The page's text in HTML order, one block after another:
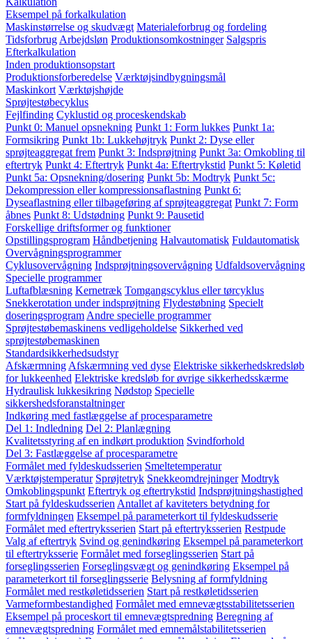
Eksempel på forkalkulation
Maskinstørrelse og skudvægt Materialeforbrug og fordeling
Tidsforbrug Arbejdsløn Produktionsomkostninger Salgspris
Efterkalkulation
Inden produktionsopstart
Produktionsforberedelse Værktøjsindbygningsmål
Maskinkort Værktøjshøjde
Sprøjtestøbecyklus
Fejlfinding Cyklustid og proceskendskab
Punkt 0: Manuel opsnekning Punkt 1: Form lukkes Punkt 1a:
Formsikring Punkt 1b: Lukkehøjtryk Punkt 2: Dyse eller
sprøjteaggregat frem Punkt 3: Indsprøjtning Punkt 3a: Omkobling til
eftertryk Punkt 4: Eftertryk Punkt 4a: Eftertrykstid Punkt 5: Køletid
Punkt 5a: Opsnekning/dosering Punkt 5b: Modtryk Punkt 5c:
Dekompression eller kompressionsaflastning Punkt 6:
Dyseaflastning eller tilbageføring af sprøjteaggregat Punkt 7: Form
åbnes Punkt 8: Udstødning Punkt 9: Pausetid
Forskellige driftsformer og funktioner
Opstillingsprogram Håndbetjening Halvautomatisk Fuldautomatisk
Overvågningsprogrammer
Cyklusovervågning Indsprøjtningsovervågning Udfaldsovervågning
Specielle programmer
Luftafblæsning Kernetræk Tomgangscyklus eller tørcyklus
Snekkerotation under indsprøjtning Flydestøbning Specielt
doseringsprogram Andre specielle programmer
Sprøjtestøbemaskinens vedligeholdelse Sikkerhed ved
sprøjtestøbemaskinen
Standardsikkerhedsudstyr
Afskærmning Afskærmning ved dyse Elektriske sikkerhedskredsløb
for lukkeenhed Elektriske kredsløb for øvrige sikkerhedsskærme
Hydraulisk lukkesikring Nødstop Specielle
sikkershedsforanstaltninger
Indkøring med fastlæggelse af procesparametre
Del 1: Indledning Del 2: Planlægning
Kvalitetsstyring af en indkørt produktion Svindforhold
Del 3: Fastlæggelse af procesparametre
Formålet med fyldeskudsserien Smeltetemperatur
Værktøjstemperatur Sprøjtetryk Snekkeomdrejninger Modtryk
Omkoblingspunkt Eftertryk og eftertrykstid Indsprøjtningshastighed
Start på fyldeskudsserien Antallet af kaviteters betydning for
formfyldningen Eksempel på parameterkort til fyldeskudsserie
Formålet med eftertryksserien Start på eftertryksserien Restpude
Valg af eftertryk Svind og genindkøring Eksempel på parameterkort
til eftertryksserie Formålet med forseglingsserien Start på
forseglingsserien Forseglingsvægt og genindkøring Eksempel på
parameterkort til forseglingsserie Belysning af formfyldning
Formålet med restkøletidsserien Start på restkøletidsserien
Varmeformbestandighed Formålet med emnevægtsstabilitetsserien
Eksempel på proceskort til emnevægtspredning Beregning af
emnevægtspredning Formålet med emnemålstabilitetsserien